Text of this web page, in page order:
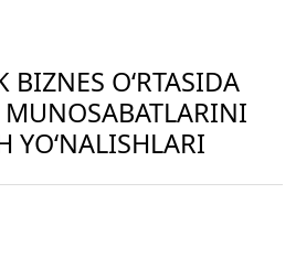
O‘RTASIDA
MUNOSABATLARINI
YO‘NALISHLARI